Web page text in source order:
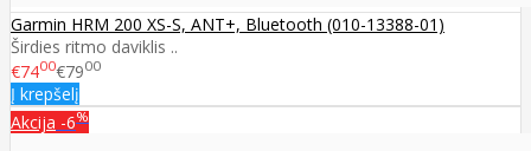
Garmin HRM 200 XS-S, ANT+, Bluetooth (010-13388-01)
Širdies ritmo daviklis ..
€7400€7900
Į krepšelį
Akcija -6%